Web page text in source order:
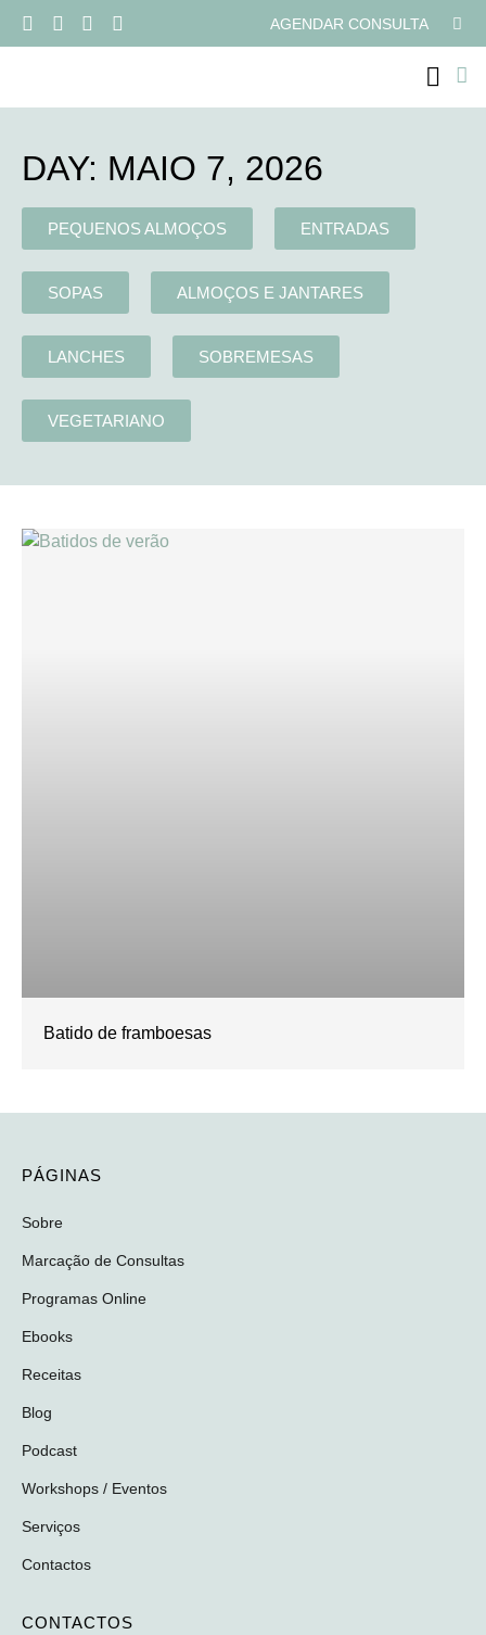
AGENDAR CONSULTA
DAY: MAIO 7, 2026
PEQUENOS ALMOÇOS ENTRADAS
SOPAS ALMOÇOS E JANTARES
LANCHES SOBREMESAS
VEGETARIANO
Batido de framboesas
PÁGINAS
Sobre
Marcação de Consultas
Programas Online
Ebooks
Receitas
Blog
Podcast
Workshops / Eventos
Serviços
Contactos
CONTACTOS